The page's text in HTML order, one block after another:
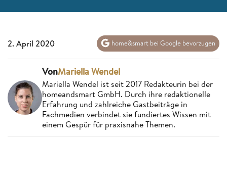
2. April 2020 home&smart bei Google bevorzugen
VonMariella Wendel
Mariella Wendel ist seit 2017 Redakteurin bei der
homeandsmart GmbH. Durch ihre redaktionelle
Erfahrung und zahlreiche Gastbeiträge in
Fachmedien verbindet sie fundiertes Wissen mit
einem Gespür für praxisnahe Themen.